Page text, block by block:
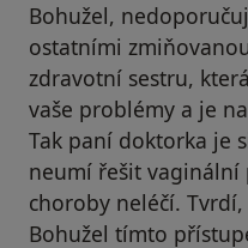
Bohužel,
ostatními
zdravotní sestru,
vaše problémy a je
Tak paní doktorka je
neumí řešit vaginální
choroby neléčí.
Bohužel tímto